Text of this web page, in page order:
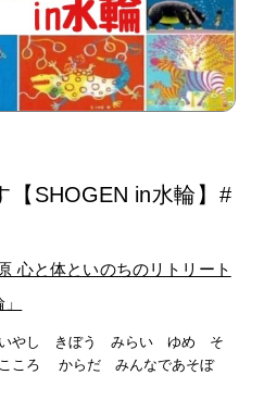
【SHOGEN in水輪】#
心と体といのちのリトリート
やし きぼう みらい ゆめ そ
ころ からだ みんなであそぼ